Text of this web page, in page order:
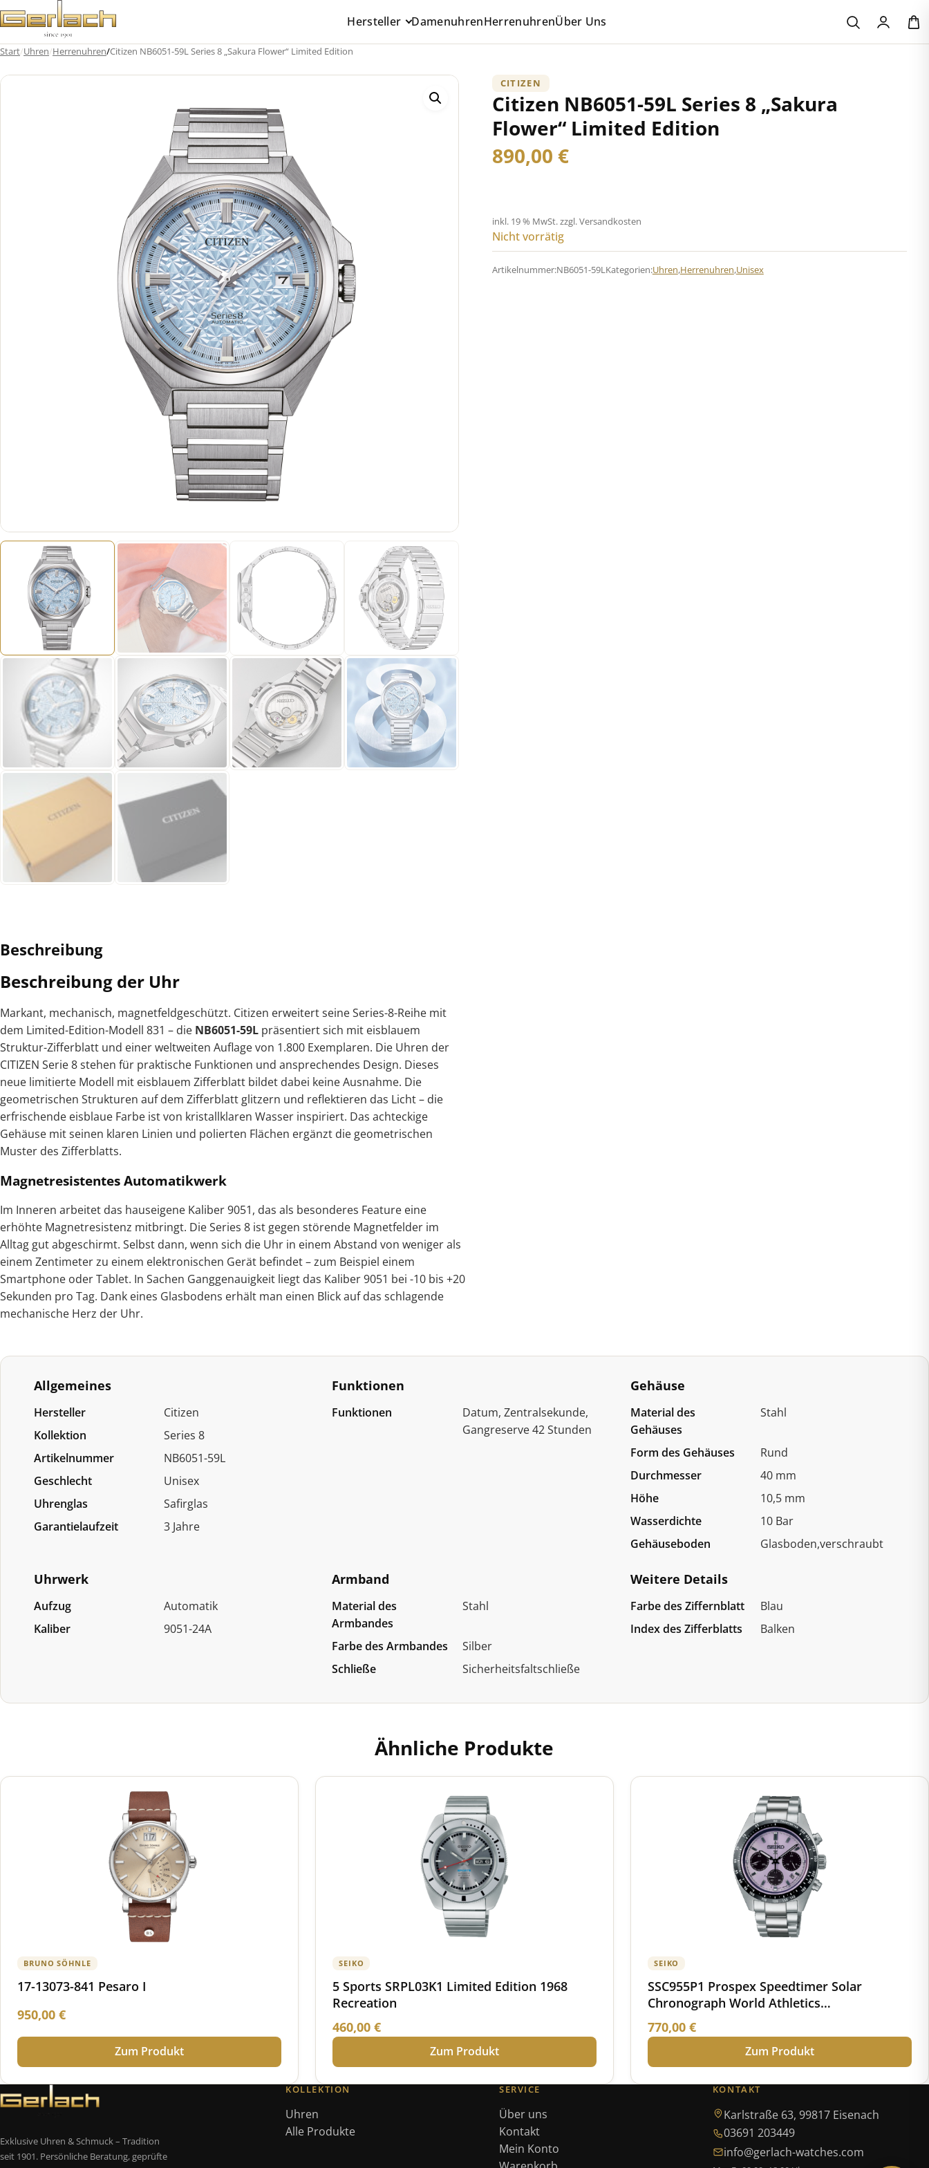
Zum
Inhalt
springen
Hersteller DamenuhrenHerrenuhrenÜber Uns
Start/Uhren/Herrenuhren/Citizen NB6051-59L Series 8 „Sakura Flower“ Limited Edition
CITIZEN
Citizen NB6051-59L Series 8 „Sakura
Flower“ Limited Edition
890,00 €
inkl. 19 % MwSt.zzgl. Versandkosten
Nicht vorrätig
Artikelnummer:NB6051-59LKategorien:Uhren,Herrenuhren,Unisex
Beschreibung
Beschreibung der Uhr
Markant, mechanisch, magnetfeldgeschützt. Citizen erweitert seine Series-8-Reihe mit
dem Limited-Edition-Modell 831 – die NB6051-59L präsentiert sich mit eisblauem
Struktur-Zifferblatt und einer weltweiten Auflage von 1.800 Exemplaren. Die Uhren der
CITIZEN Serie 8 stehen für praktische Funktionen und ansprechendes Design. Dieses
neue limitierte Modell mit eisblauem Zifferblatt bildet dabei keine Ausnahme. Die
geometrischen Strukturen auf dem Zifferblatt glitzern und reflektieren das Licht – die
erfrischende eisblaue Farbe ist von kristallklaren Wasser inspiriert. Das achteckige
Gehäuse mit seinen klaren Linien und polierten Flächen ergänzt die geometrischen
Muster des Zifferblatts.
Magnetresistentes Automatikwerk
Im Inneren arbeitet das hauseigene Kaliber 9051, das als besonderes Feature eine
erhöhte Magnetresistenz mitbringt. Die Series 8 ist gegen störende Magnetfelder im
Alltag gut abgeschirmt. Selbst dann, wenn sich die Uhr in einem Abstand von weniger als
einem Zentimeter zu einem elektronischen Gerät befindet – zum Beispiel einem
Smartphone oder Tablet. In Sachen Ganggenauigkeit liegt das Kaliber 9051 bei -10 bis +20
Sekunden pro Tag. Dank eines Glasbodens erhält man einen Blick auf das schlagende
mechanische Herz der Uhr.
Allgemeines
Hersteller
Citizen
Kollektion
Series 8
Artikelnummer
NB6051-59L
Geschlecht
Unisex
Uhrenglas
Safirglas
Garantielaufzeit
3 Jahre
Funktionen
Funktionen
Datum, Zentralsekunde,
Gangreserve 42 Stunden
Gehäuse
Material des
Gehäuses
Stahl
Form des Gehäuses
Rund
Durchmesser
40 mm
Höhe
10,5 mm
Wasserdichte
10 Bar
Gehäuseboden
Glasboden,verschraubt
Uhrwerk
Aufzug
Automatik
Kaliber
9051-24A
Armband
Material des
Armbandes
Stahl
Farbe des Armbandes
Silber
Schließe
Sicherheitsfaltschließe
Weitere Details
Farbe des Ziffernblatt
Blau
Index des Zifferblatts
Balken
Ähnliche Produkte
BRUNO SÖHNLE
17-13073-841 Pesaro I
950,00 €
Zum Produkt
SEIKO
5 Sports SRPL03K1 Limited Edition 1968
Recreation
460,00 €
Zum Produkt
SEIKO
SSC955P1 Prospex Speedtimer Solar
Chronograph World Athletics
Championships Tokyo 25 Limited Edition
770,00 €
Zum Produkt
Exklusive Uhren & Schmuck – Tradition
seit 1901. Persönliche Beratung, geprüfte
KOLLEKTION
Uhren
Alle Produkte
SERVICE
Über uns
Kontakt
Mein Konto
KONTAKT
Karlstraße 63, 99817 Eisenach
03691 203449
info@gerlach-watches.com